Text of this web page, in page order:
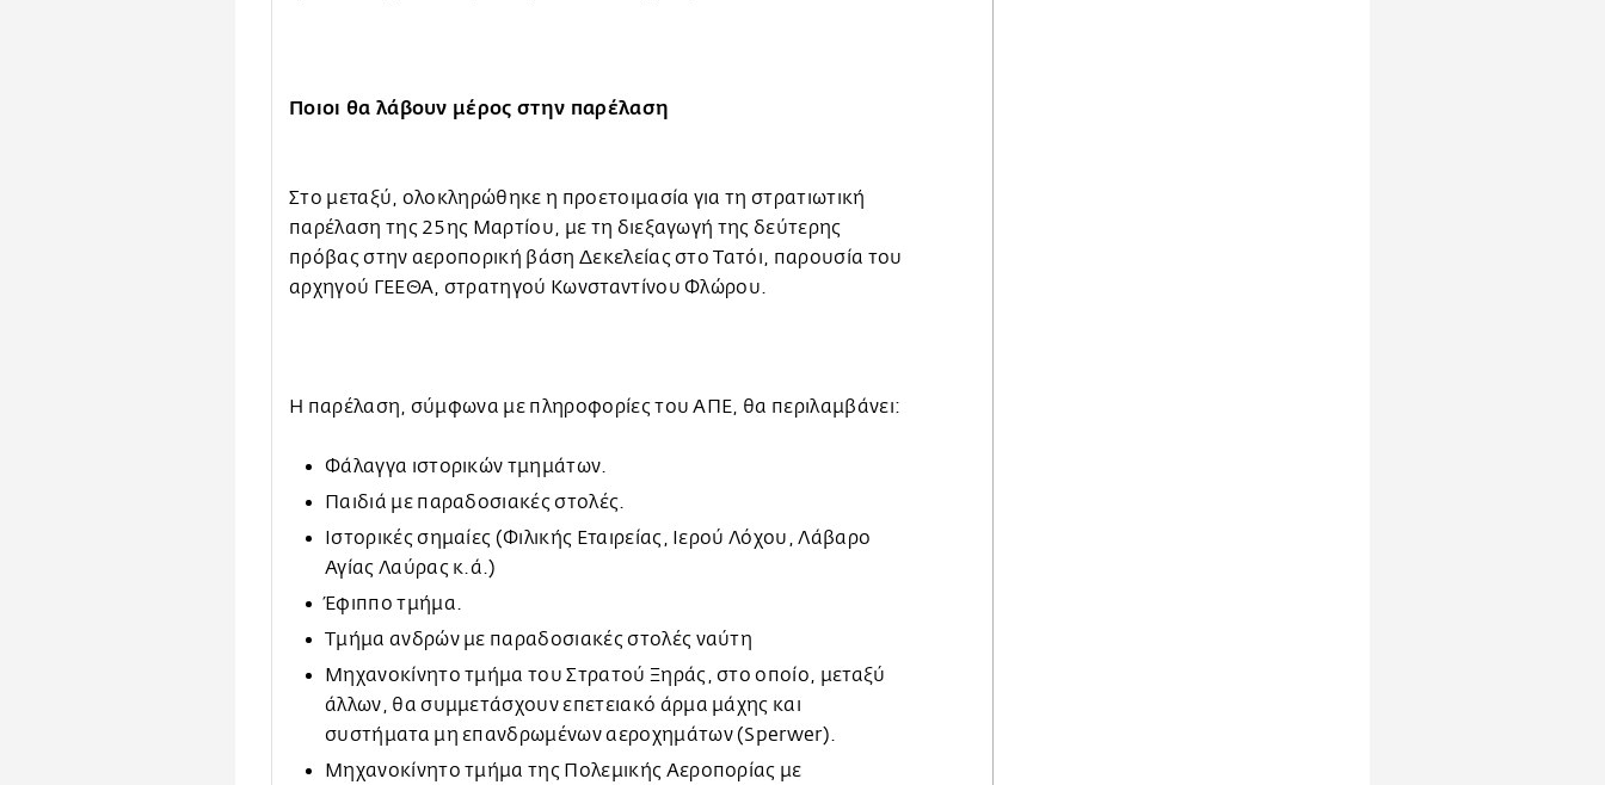
Ποιοι θα λάβουν μέρος στην παρέλαση
Στο μεταξύ, ολοκληρώθηκε η προετοιμασία για τη στρατιωτική
παρέλαση της 25ης Μαρτίου, με τη διεξαγωγή της δεύτερης
πρόβας στην αεροπορική βάση Δεκελείας στο Τατόι, παρουσία του
αρχηγού ΓΕΕΘΑ, στρατηγού Κωνσταντίνου Φλώρου.
H παρέλαση, σύμφωνα με πληροφορίες του ΑΠΕ, θα περιλαμβάνει:
Φάλαγγα ιστορικών τμημάτων.
Παιδιά με παραδοσιακές στολές.
Ιστορικές σημαίες (Φιλικής Εταιρείας, Ιερού Λόχου, Λάβαρο
Αγίας Λαύρας κ.ά.)
Έφιππο τμήμα.
Τμήμα ανδρών με παραδοσιακές στολές ναύτη
Μηχανοκίνητo τμήμα του Στρατού Ξηράς, στο οποίο, μεταξύ
άλλων, θα συμμετάσχουν επετειακό άρμα μάχης και
συστήματα μη επανδρωμένων αεροχημάτων (Sperwer).
Μηχανοκίνητο τμήμα της Πολεμικής Αεροπορίας με